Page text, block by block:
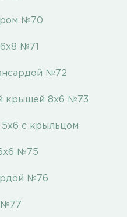
№70
№71
№72
крышей 8х6 №73
5х6 с крыльцом
№75
№76
№77